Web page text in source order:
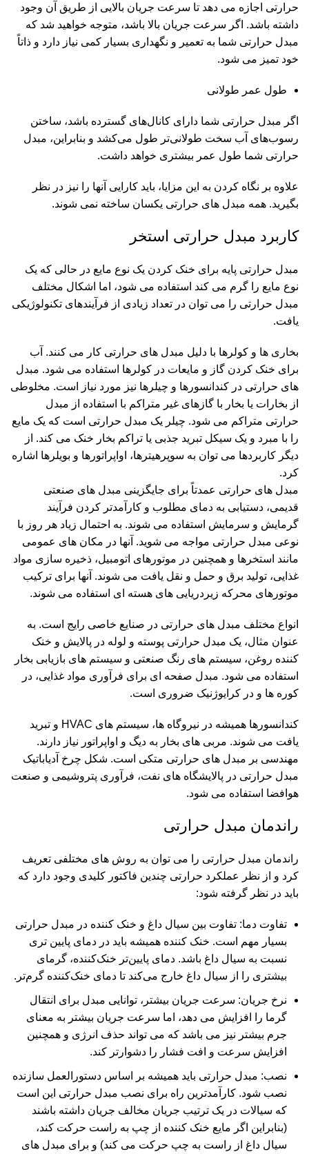
حرارتی اجازه می دهد تا سرعت جریان بالایی از طریق آن وجود
داشته باشد. اگر سرعت جریان بالا باشد، متوجه خواهید شد که
مبدل حرارتی شما به تعمیر و نگهداری بسیار کمی نیاز دارد و ذاتاً
خود تمیز می شود.
طول عمر طولانی
اگر مبدل حرارتی شما دارای کانال‌های گسترده باشد، ساختن
رسوب‌های آب سخت طولانی‌تر طول می‌کشد و بنابراین، مبدل
حرارتی شما طول عمر بیشتری خواهد داشت.
علاوه بر نگاه کردن به این مزایا، باید کارایی آنها را نیز در نظر
بگیرید. همه مبدل های حرارتی یکسان ساخته نمی شوند.
کاربرد مبدل حرارتی استخر
مبدل حرارتی پایه برای خنک کردن یک نوع مایع در حالی که یک
نوع مایع را گرم می کند استفاده می شود، اما اشکال مختلف
مبدل حرارتی را می توان در تعداد زیادی از فرآیندهای تکنولوژیکی
یافت.
بخاری ها و کولرها با دلیل مبدل های حرارتی کار می کنند. آب
برای خنک کردن گاز و مایعات در کولرها استفاده می شود. مبدل
های حرارتی در کندانسورها و چیلرها نیز مورد نیاز است. مخلوطی
از بخارات یا بخار با گازهای غیر متراکم با استفاده از مبدل
حرارتی متراکم می شود. چیلر یک مبدل حرارتی است که یک مایع
را با مبرد و یک سیکل تبرید جذبی یا تراکم بخار خنک می کند. از
دیگر کاربردها می توان به سوپرهیترها، اواپراتورها و بویلرها اشاره
کرد.
مبدل های حرارتی عمدتاً برای جایگزینی مبدل های صنعتی
قدیمی، دستیابی به دمای مطلوب و کارآمدتر کردن فرآیند
گرمایش و سرمایش استفاده می شوند. به احتمال زیاد هر روز با
نوعی مبدل حرارتی مواجه می شوید. آنها در مکان های عمومی
مانند استخرها و همچنین در موتورهای اتومبیل، ذخیره سازی مواد
غذایی، تولید برق و حمل و نقل یافت می شوند. آنها برای ترکیب
موتورهای محرکه زیردریایی های هسته ای استفاده می شوند.
انواع مختلف مبدل های حرارتی در صنایع خاصی رایج است. به
عنوان مثال، یک مبدل حرارتی پوسته و لوله در پالایش و خنک
کننده روغن، سیستم های رنگ صنعتی و سیستم های بازیابی بخار
استفاده می شود. مبدل صفحه ای برای فرآوری مواد غذایی، در
کوره ها و در کرایوژنیک ضروری است.
کندانسورها همیشه در نیروگاه ها، سیستم های HVAC و تبرید
یافت می شوند. مربی های بخار به دیگ و اواپراتور نیاز دارند.
مهندسی بر مبدل های حرارتی متکی است. شکل چرخ آدیاباتیک
مبدل حرارتی در پالایشگاه های نفت، فرآوری پتروشیمی و صنعت
هوافضا استفاده می شود.
راندمان مبدل حرارتی
راندمان مبدل حرارتی را می توان به روش های مختلفی تعریف
کرد و از نظر عملکرد حرارتی چندین فاکتور کلیدی وجود دارد که
باید در نظر گرفته شود:
تفاوت دما: تفاوت بین سیال داغ و خنک کننده در مبدل حرارتی
بسیار مهم است. خنک کننده همیشه باید در دمای پایین تری
نسبت به سیال داغ باشد. دمای پایین‌تر خنک‌کننده، گرمای
بیشتری را از سیال داغ خارج می‌کند تا دمای خنک‌کننده گرم‌تر.
نرخ جریان: سرعت جریان بیشتر، توانایی مبدل برای انتقال
گرما را افزایش می دهد، اما سرعت جریان بیشتر به معنای
جرم بیشتر نیز می باشد که می تواند حذف انرژی و همچنین
افزایش سرعت و افت فشار را دشوارتر کند.
نصب: مبدل حرارتی باید همیشه بر اساس دستورالعمل سازنده
نصب شود. کارآمدترین راه برای نصب مبدل حرارتی این است
که سیالات در یک ترتیب جریان مخالف جریان داشته باشند
(بنابراین اگر مایع خنک کننده از چپ به راست حرکت کند،
سیال داغ از راست به چپ حرکت می کند) و برای مبدل های